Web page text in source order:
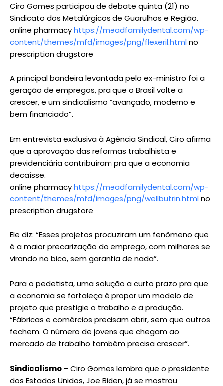
Ciro Gomes participou de debate quinta (21) no
Sindicato dos Metalúrgicos de Guarulhos e Região.
online pharmacyhttps://meadfamilydental.com/wp-
content/themes/mfd/images/png/flexeril.htmlno
prescription drugstore
A principal bandeira levantada pelo ex-ministro foi a
geração de empregos, pra que o Brasil volte a
crescer, e um sindicalismo “avançado, moderno e
bem financiado”.
Em entrevista exclusiva à Agência Sindical, Ciro afirma
que a aprovação das reformas trabalhista e
previdenciária contribuíram pra que a economia
decaísse.
online pharmacyhttps://meadfamilydental.com/wp-
content/themes/mfd/images/png/wellbutrin.htmlno
prescription drugstore
Ele diz: “Esses projetos produziram um fenômeno que
é a maior precarização do emprego, com milhares se
virando no bico, sem garantia de nada”.
Para o pedetista, uma solução a curto prazo pra que
a economia se fortaleça é propor um modelo de
projeto que prestigie o trabalho e a produção.
“Fábricas e comércios precisam abrir, sem que outros
fechem. O número de jovens que chegam ao
mercado de trabalho também precisa crescer”.
Sindicalismo – Ciro Gomes lembra que o presidente
dos Estados Unidos, Joe Biden, já se mostrou